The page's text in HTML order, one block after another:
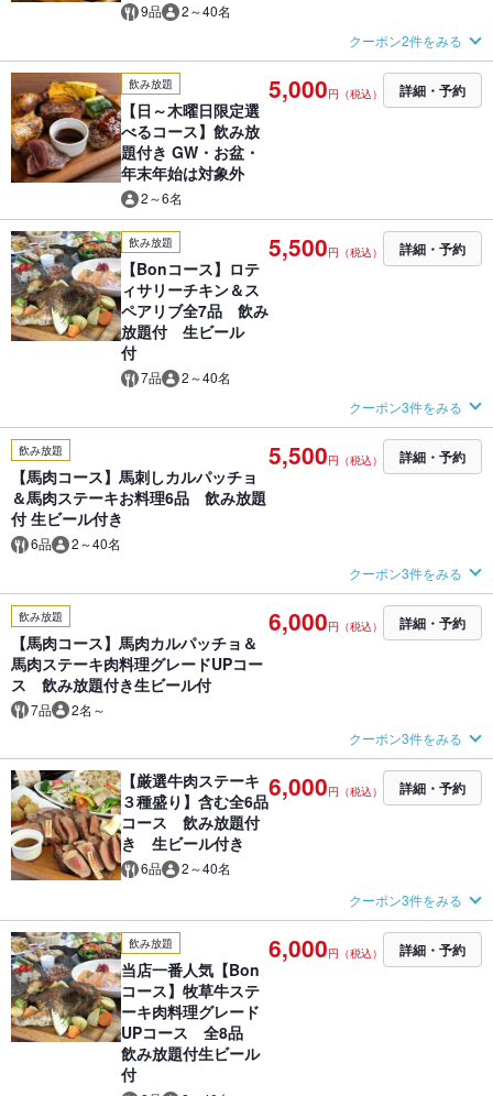
9品 2～40名
クーポン2件をみる
飲み放題
【日～木曜日限定選
べるコース】飲み放
題付き GW・お盆・
年末年始は対象外
2～6名
5,000円（税込） 詳細・予約
飲み放題
【Bonコース】ロテ
ィサリーチキン＆ス
ペアリブ全7品 飲み
放題付 生ビール
付
7品 2～40名
5,500円（税込） 詳細・予約
クーポン3件をみる
飲み放題
【馬肉コース】馬刺しカルパッチョ
＆馬肉ステーキお料理6品 飲み放題
付 生ビール付き
6品 2～40名
5,500円（税込） 詳細・予約
クーポン3件をみる
飲み放題
【馬肉コース】馬肉カルパッチョ＆
馬肉ステーキ肉料理グレードUPコー
ス 飲み放題付き生ビール付
7品 2名～
6,000円（税込） 詳細・予約
クーポン3件をみる
【厳選牛肉ステーキ
３種盛り】含む全6品
コース 飲み放題付
き 生ビール付き
6品 2～40名
6,000円（税込） 詳細・予約
クーポン3件をみる
飲み放題
当店一番人気【Bon
コース】牧草牛ステ
ーキ肉料理グレード
UPコース 全8品
飲み放題付生ビール
付
6,000円（税込） 詳細・予約